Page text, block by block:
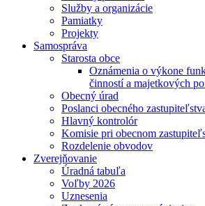
Služby a organizácie
Pamiatky
Projekty
Samospráva
Starosta obce
Oznámenia o výkone
činností a majetkových
Obecný úrad
Poslanci obecného
Hlavný kontrolór
Komisie pri obecnom
Rozdelenie obvodov
Zverejňovanie
Úradná tabuľa
Voľby 2026
Uznesenia